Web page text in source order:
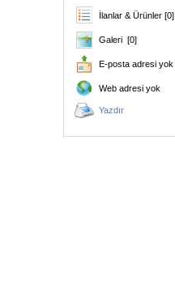
İlanlar & Ürünler [0]
Galeri [0]
E-posta adresi yok
Web adresi yok
Yazdır